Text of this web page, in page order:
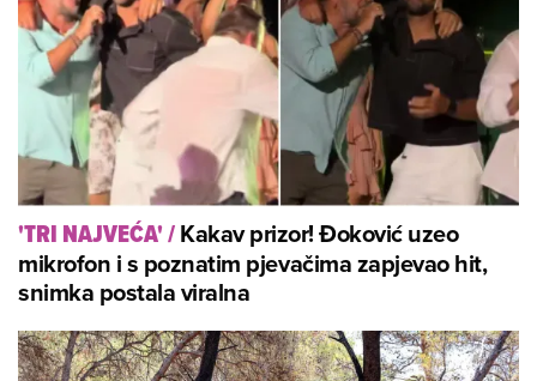
'TRI NAJVEĆA'/Kakav prizor! Đoković uzeo
mikrofon i s poznatim pjevačima zapjevao hit,
snimka postala viralna